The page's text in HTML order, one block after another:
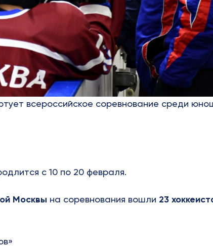
всероссийское соревнование среди
с 10 по 20 февраля.
Москвы на соревнования вошли 23